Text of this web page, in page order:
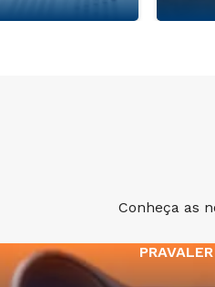
Conheça as
PRAVALER